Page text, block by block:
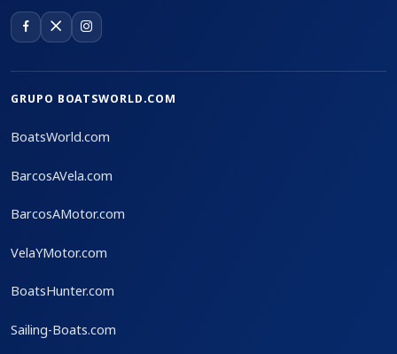
GRUPO BOATSWORLD.COM
BoatsWorld.com
BarcosAVela.com
BarcosAMotor.com
VelaYMotor.com
BoatsHunter.com
Sailing-Boats.com